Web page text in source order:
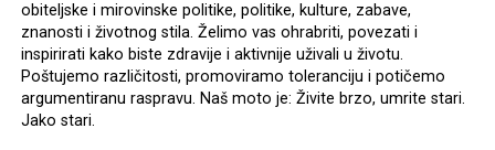
obiteljske i mirovinske politike, politike, kulture, zabave,
znanosti i životnog stila. Želimo vas ohrabriti, povezati i
inspirirati kako biste zdravije i aktivnije uživali u životu.
Poštujemo različitosti, promoviramo toleranciju i potičemo
argumentiranu raspravu. Naš moto je: Živite brzo, umrite stari.
Jako stari.